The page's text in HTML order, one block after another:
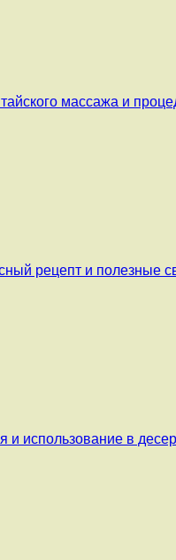
массажа и
рецепт и полезные
и использование в